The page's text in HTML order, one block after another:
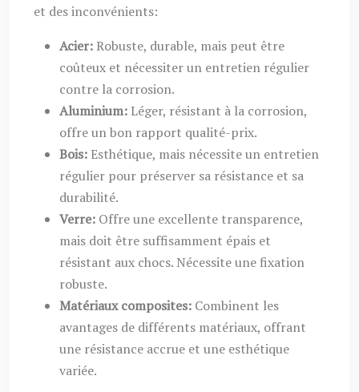
et des inconvénients:
Acier: Robuste, durable, mais peut être
coûteux et nécessiter un entretien régulier
contre la corrosion.
Aluminium: Léger, résistant à la corrosion,
offre un bon rapport qualité-prix.
Bois: Esthétique, mais nécessite un entretien
régulier pour préserver sa résistance et sa
durabilité.
Verre: Offre une excellente transparence,
mais doit être suffisamment épais et
résistant aux chocs. Nécessite une fixation
robuste.
Matériaux composites: Combinent les
avantages de différents matériaux, offrant
une résistance accrue et une esthétique
variée.